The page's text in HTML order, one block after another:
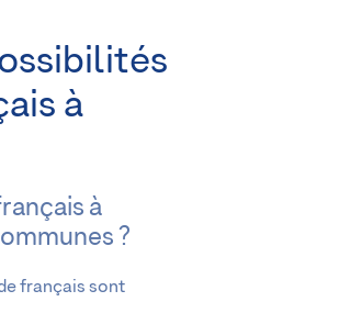
à
à
?
français sont